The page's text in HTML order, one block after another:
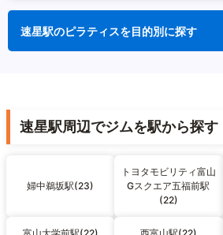
速星駅のピラティスを目的別に探す
速星駅周辺でジムを駅から探す
婦中鵜坂駅(23)
トヨタモビリティ富山
Gスクエア五福前駅
(22)